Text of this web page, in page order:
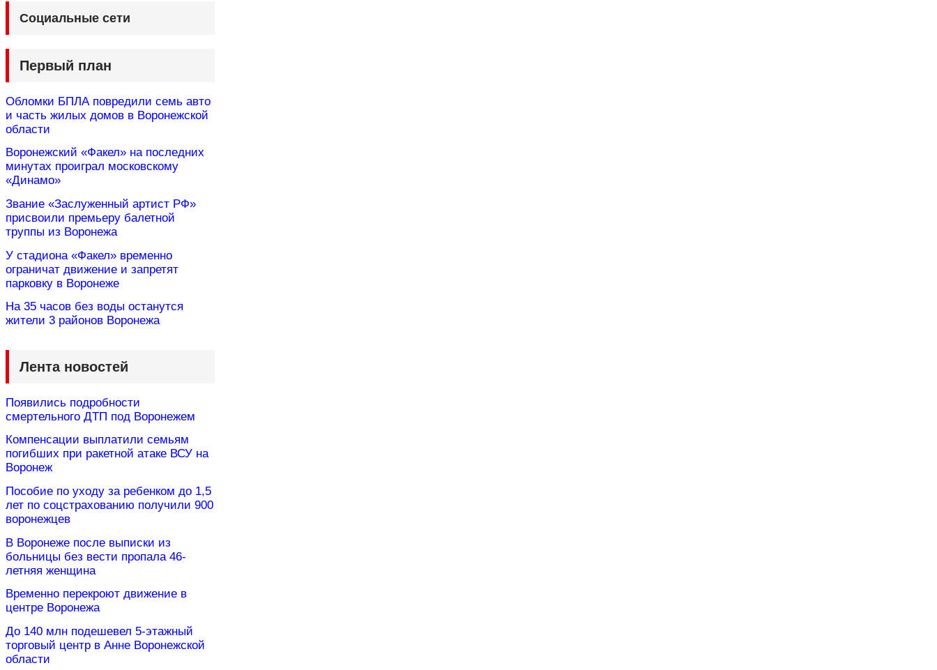
Социальные сети
Первый план
Обломки БПЛА повредили семь авто
и часть жилых домов в Воронежской
области
Воронежский «Факел» на последних
минутах проиграл московскому
«Динамо»
Звание «Заслуженный артист РФ»
присвоили премьеру балетной
труппы из Воронежа
У стадиона «Факел» временно
ограничат движение и запретят
парковку в Воронеже
На 35 часов без воды останутся
жители 3 районов Воронежа
Лента новостей
Появились подробности
смертельного ДТП под Воронежем
Компенсации выплатили семьям
погибших при ракетной атаке ВСУ на
Воронеж
Пособие по уходу за ребенком до 1,5
лет по соцстрахованию получили 900
воронежцев
В Воронеже после выписки из
больницы без вести пропала 46-
летняя женщина
Временно перекроют движение в
центре Воронежа
До 140 млн подешевел 5-этажный
торговый центр в Анне Воронежской
области